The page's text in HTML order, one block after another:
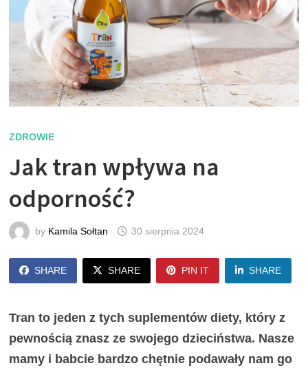
ZDROWIE
Jak tran wpływa na
odporność?
by Kamila Sołtan 30 sierpnia 2024
SHARE SHARE PIN IT SHARE
Tran to jeden z tych suplementów diety, który z
pewnością znasz ze swojego dzieciństwa. Nasze
mamy i babcie bardzo chętnie podawały nam go